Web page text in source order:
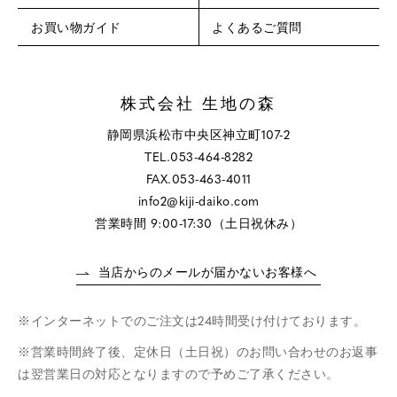
お買い物ガイド よくあるご質問
株式会社 生地の森
静岡県浜松市中央区神立町107-2
TEL.053-464-8282
FAX.053-463-4011
info2@kiji-daiko.com
営業時間 9:00-17:30（土日祝休み）
当店からのメールが届かないお客様へ
インターネットでのご注文は24時間受け付けております。
営業時間終了後、定休日（土日祝）のお問い合わせのお返事
は翌営業日の対応となりますので予めご了承ください。